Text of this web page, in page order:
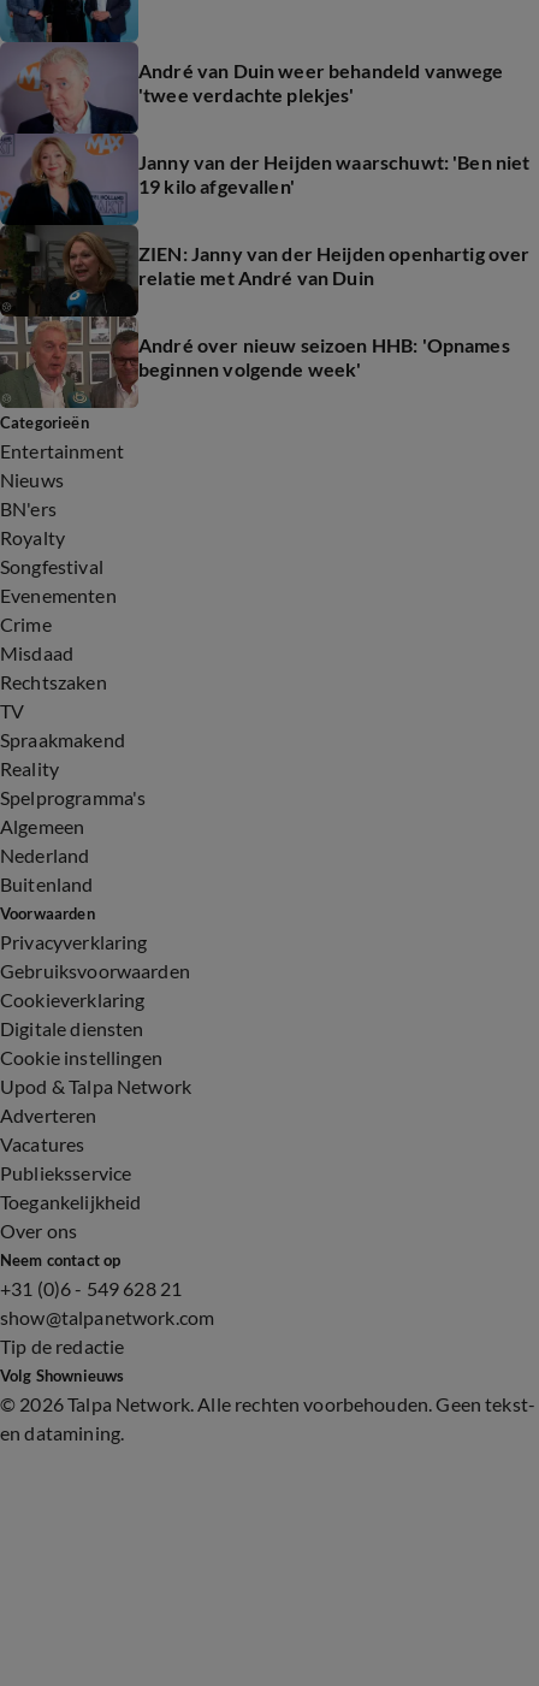
André van Duin weer behandeld vanwege
'twee verdachte plekjes'
Janny van der Heijden waarschuwt: 'Ben niet
19 kilo afgevallen'
ZIEN: Janny van der Heijden openhartig over
relatie met André van Duin
André over nieuw seizoen HHB: 'Opnames
beginnen volgende week'
Categorieën
Entertainment
Nieuws
BN'ers
Royalty
Songfestival
Evenementen
Crime
Misdaad
Rechtszaken
TV
Spraakmakend
Reality
Spelprogramma's
Algemeen
Nederland
Buitenland
Voorwaarden
Privacyverklaring
Gebruiksvoorwaarden
Cookieverklaring
Digitale diensten
Cookie instellingen
Upod & Talpa Network
Adverteren
Vacatures
Publieksservice
Toegankelijkheid
Over ons
Neem contact op
+31 (0)6 - 549 628 21
show@talpanetwork.com
Tip de redactie
Volg Shownieuws
© 2026 Talpa Network. Alle rechten voorbehouden. Geen tekst-
en datamining.